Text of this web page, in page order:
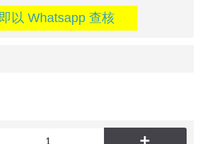
以 Whatsapp 查核